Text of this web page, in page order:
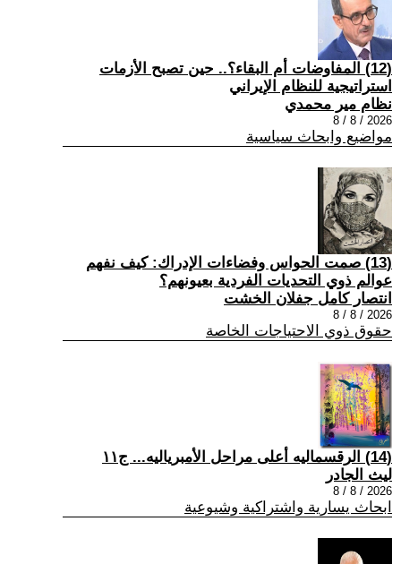
(12) المفاوضات أم البقاء؟.. حين تصبح الأزمات
استراتيجية للنظام الإيراني
نظام مير محمدي
2026 / 8 / 8
مواضيع وابحاث سياسية
(13) صمت الحواس وفضاءات الإدراك: كيف نفهم
عوالم ذوي التحديات الفردية بعيونهم؟
انتصار كامل جفلان الخشت
2026 / 8 / 8
حقوق ذوي الاحتياجات الخاصة
(14) الرقسماليه أعلى مراحل الأمبرياليه... ج١١
ليث الجادر
2026 / 8 / 8
ابحاث يسارية واشتراكية وشيوعية